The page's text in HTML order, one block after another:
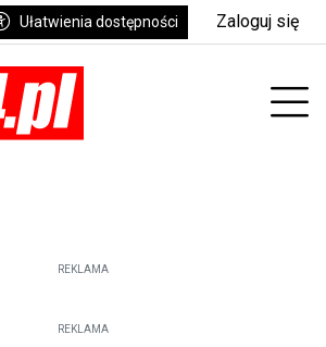
Ułatwienia dostępności Zaloguj się
REKLAMA
REKLAMA